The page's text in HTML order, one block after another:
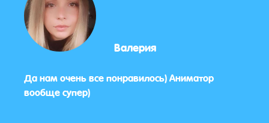
Валерия
Да нам очень все понравилось) Аниматор
вообще супер)